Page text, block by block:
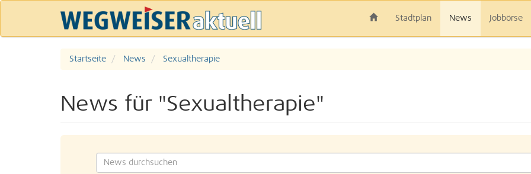
Stadtplan News Jobbörse
Startseite News Sexualtherapie
News für "Sexualtherapie"